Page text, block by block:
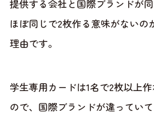
提供する会社と国際ブランドが
ほぼ同じで2枚作る意味がないの
理由です。
学生専用カードは1名で2枚以上
ので、国際ブランドが違ってい